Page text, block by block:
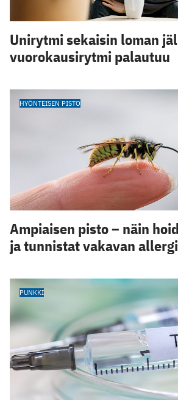
Unirytmi sekaisin loman
vuorokausirytmi palautuu
HYÖNTEISEN PISTO
Ampiaisen pisto – näin
ja tunnistat vakavan
PUNKKI